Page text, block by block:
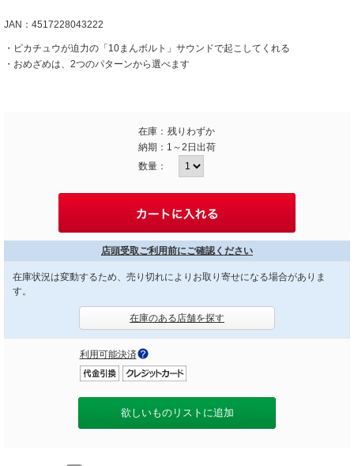
JAN：4517228043222
・ピカチュウが迫力の「10まんボルト」サウンドで起こしてくれる
・おめざめは、2つのパターンから選べます
在庫： 残りわずか
納期： 1～2日出荷
数量：
店頭受取ご利用前にご確認ください
在庫状況は変動するため、売り切れによりお取り寄せになる場合がありま
す。
在庫のある店舗を探す
利用可能決済
欲しいものリストに追加